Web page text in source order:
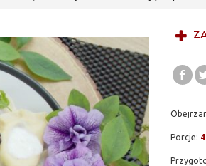
beztroskim dzieciństwem, rodzinnym
polane słodką śmietanką. Dziś
rewelacyjnie. Już po pierwszym kęsie
Porcje: 4